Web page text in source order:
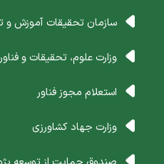
سازمان تحقیقات آموزش و
وزارت علوم، تحقیقات و
استعلام مجوز فناور
وزارت جهاد کشاورزی